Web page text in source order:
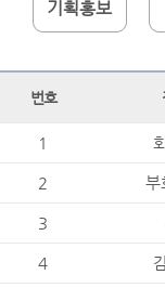
기획홍보
번호
1
2 부
3
4